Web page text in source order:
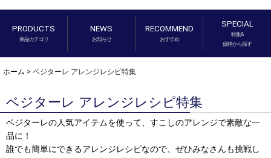
PRODUCTS
商品カテゴリ
NEWS
お知らせ
RECOMMEND
おすすめ
SPECIAL
特集&
価格から探す
ホーム > ベジターレ アレンジレシピ特集
ベジターレ アレンジレシピ特集
ベジターレの人気アイテムを使って、すこしのアレンジで素敵な一
品に！
誰でも簡単にできるアレンジレシピなので、ぜひみなさんも挑戦し